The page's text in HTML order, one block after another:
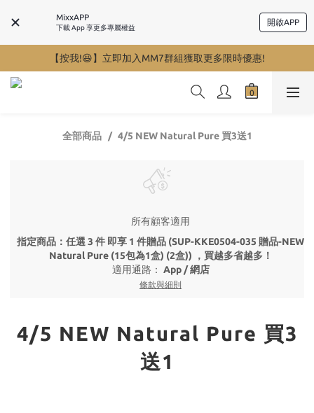
MixxAPP
下載 App 享更多專屬權益
開啟APP
【按我!😆】立即加入MM7群組獲取更多限時優惠!
全部商品 4/5 NEW Natural Pure 買3送1
所有顧客適用
指定商品：任選 3 件 即享 1 件贈品 (SUP-KKE0504-035 贈品-NEW
Natural Pure (15包為1盒) (2盒)) ，買越多省越多！
適用通路： App / 網店
條款與細則
4/5 NEW Natural Pure 買3
送1